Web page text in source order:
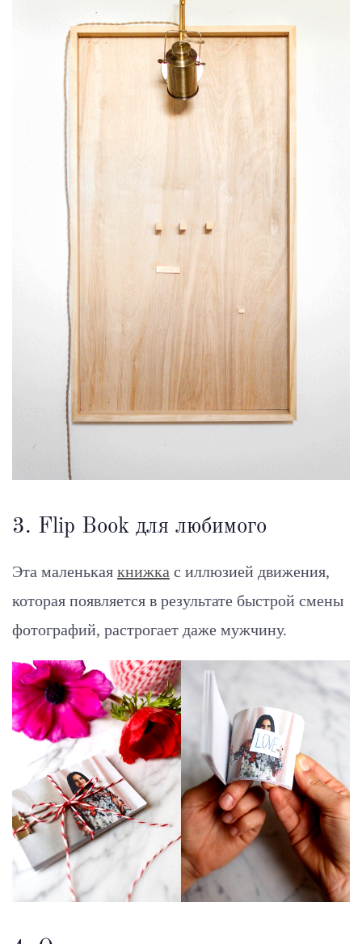
3. Flip Book для любимого
Эта маленькая книжка с иллюзией движения,
которая появляется в результате быстрой смены
фотографий, растрогает даже мужчину.